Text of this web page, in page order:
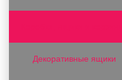
Декоративные ящики